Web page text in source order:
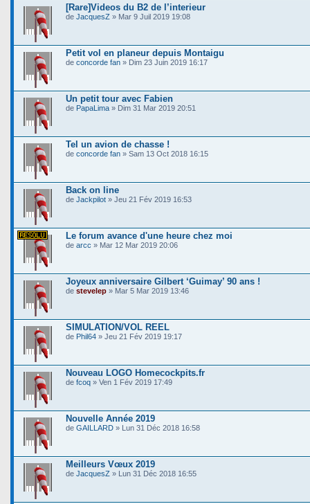
[Rare]Videos du B2 de l’interieur
de JacquesZ » Mar 9 Juil 2019 19:08
Petit vol en planeur depuis Montaigu
de concorde fan » Dim 23 Juin 2019 16:17
Un petit tour avec Fabien
de PapaLima » Dim 31 Mar 2019 20:51
Tel un avion de chasse !
de concorde fan » Sam 13 Oct 2018 16:15
Back on line
de Jackpilot » Jeu 21 Fév 2019 16:53
Le forum avance d'une heure chez moi
de arcc » Mar 12 Mar 2019 20:06
Joyeux anniversaire Gilbert ‘Guimay’ 90 ans !
de stevelep » Mar 5 Mar 2019 13:46
SIMULATION/VOL REEL
de Phil64 » Jeu 21 Fév 2019 19:17
Nouveau LOGO Homecockpits.fr
de fcoq » Ven 1 Fév 2019 17:49
Nouvelle Année 2019
de GAILLARD » Lun 31 Déc 2018 16:58
Meilleurs Vœux 2019
de JacquesZ » Lun 31 Déc 2018 16:55